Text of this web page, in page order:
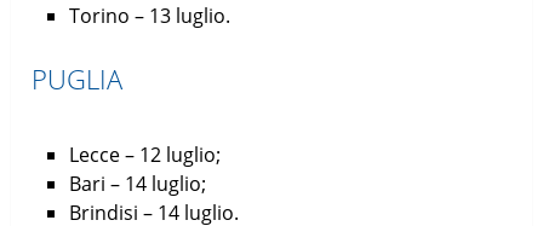
Torino – 13 luglio.
PUGLIA
Lecce – 12 luglio;
Bari – 14 luglio;
Brindisi – 14 luglio.